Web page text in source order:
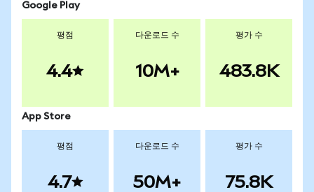
Google Play
평점
4.4
다운로드 수
10M+
평가 수
483.8K
App Store
평점
4.7
다운로드 수
50M+
평가 수
75.8K